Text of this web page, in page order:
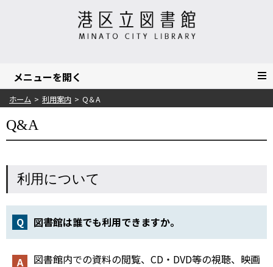
ホーム 利用案内 Q＆A
Q&A
利用について
図書館は誰でも利用できますか。
図書館内での資料の閲覧、CD・DVD等の視聴、映画